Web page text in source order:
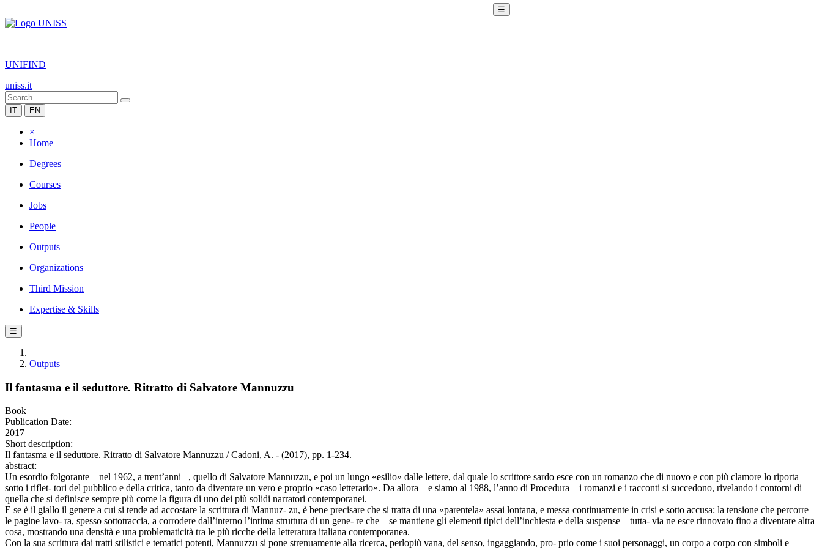
☰
|
UNIFIND
uniss.it
IT EN
×
Home
Degrees
Courses
Jobs
People
Outputs
Organizations
Third Mission
Expertise & Skills
☰
Outputs
Il fantasma e il seduttore. Ritratto di Salvatore Mannuzzu
Book
Publication Date:
2017
Short description:
Il fantasma e il seduttore. Ritratto di Salvatore Mannuzzu / Cadoni, A. - (2017), pp. 1-234.
abstract:
Un esordio folgorante – nel 1962, a trent’anni –, quello di Salvatore Mannuzzu, e poi un lungo «esilio» dalle lettere, dal quale lo scrittore sardo esce con un romanzo che di nuovo e con più clamore lo riporta
sotto i riflet- tori del pubblico e della critica, tanto da diventare un vero e proprio «caso letterario». Da allora – e siamo al 1988, l’anno di Procedura – i romanzi e i racconti si succedono, rivelando i contorni di
quella che si definisce sempre più come la figura di uno dei più solidi narratori contemporanei.
E se è il giallo il genere a cui si tende ad accostare la scrittura di Mannuz- zu, è bene precisare che si tratta di una «parentela» assai lontana, e messa continuamente in crisi e sotto accusa: la tensione che percorre
le pagine lavo- ra, spesso sottotraccia, a corrodere dall’interno l’intima struttura di un gene- re che – se mantiene gli elementi tipici dell’inchiesta e della suspense – tutta- via ne esce rinnovato fino a diventare altra
cosa, mostrando una densità e una problematicità tra le più ricche della letteratura italiana contemporanea.
Con la sua scrittura dai tratti stilistici e tematici potenti, Mannuzzu si pone strenuamente alla ricerca, perlopiù vana, del senso, ingaggiando, pro- prio come i suoi personaggi, un corpo a corpo con simboli e